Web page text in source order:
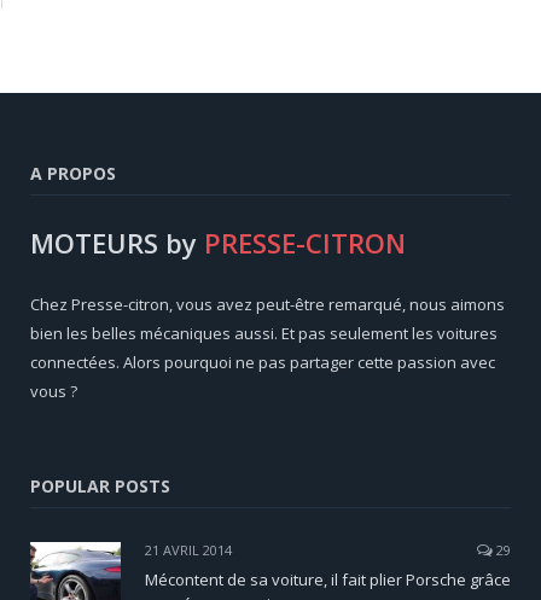
A PROPOS
MOTEURS by PRESSE-CITRON
Chez Presse-citron, vous avez peut-être remarqué, nous aimons
bien les belles mécaniques aussi. Et pas seulement les voitures
connectées. Alors pourquoi ne pas partager cette passion avec
vous ?
POPULAR POSTS
21 AVRIL 2014 29
Mécontent de sa voiture, il fait plier Porsche grâce